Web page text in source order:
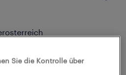
Sie die Kontrolle über